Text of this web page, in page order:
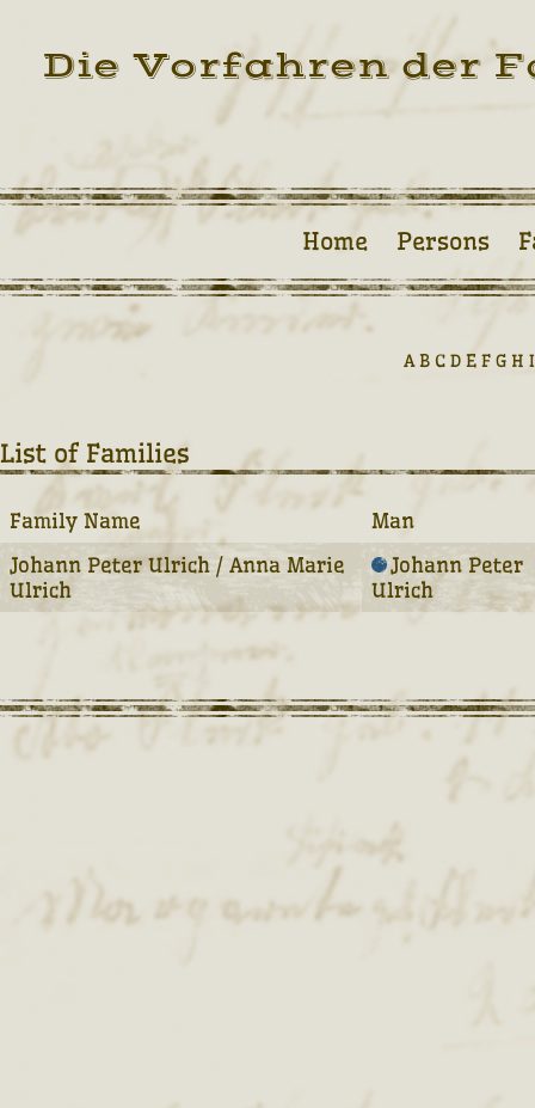
Die Vorfahren der
Home Persons
A B C D E F G H I
List of Families
Family Name
Man
Johann Peter Ulrich / Anna Marie
Ulrich
Johann Peter
Ulrich